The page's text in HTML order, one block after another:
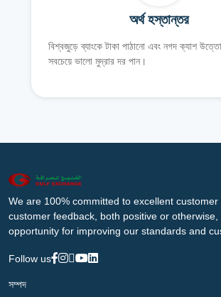
অর্থ হস্তান্তর
বিশ্বজুড়ে ব্যাংকে টাকা পাঠানো এবং নগদ ক্যাশ
সবচেয়ে ভালো মুদ্রার দর পান।
We are 100% committed to excellent
customer feedback, both positive or otherwise,
opportunity for improving our standards and
Follow us
সম্পদ